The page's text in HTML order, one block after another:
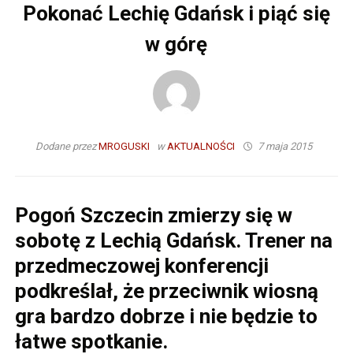
Pokonać Lechię Gdańsk i piąć się
w górę
Dodane przezMROGUSKI w AKTUALNOŚCI 7 maja 2015
Pogoń Szczecin zmierzy się w
sobotę z Lechią Gdańsk. Trener na
przedmeczowej konferencji
podkreślał, że przeciwnik wiosną
gra bardzo dobrze i nie będzie to
łatwe spotkanie.